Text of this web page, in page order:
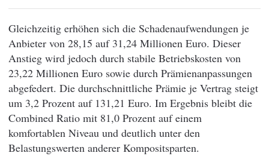
Gleichzeitig erhöhen sich die Schadenaufwendungen je
Anbieter von 28,15 auf 31,24 Millionen Euro. Dieser
Anstieg wird jedoch durch stabile Betriebskosten von
23,22 Millionen Euro sowie durch Prämienanpassungen
abgefedert. Die durchschnittliche Prämie je Vertrag steigt
um 3,2 Prozent auf 131,21 Euro. Im Ergebnis bleibt die
Combined Ratio mit 81,0 Prozent auf einem
komfortablen Niveau und deutlich unter den
Belastungswerten anderer Kompositsparten.